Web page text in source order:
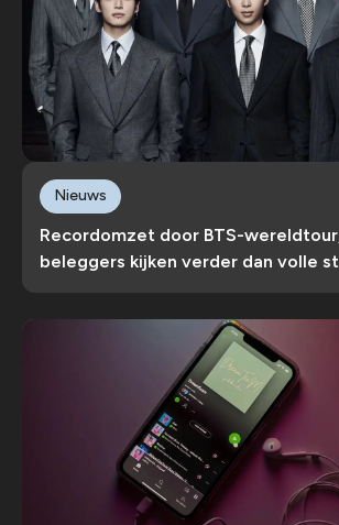
Recordomzet door BTS-
beleggers kijken verder dan volle
Nieuws